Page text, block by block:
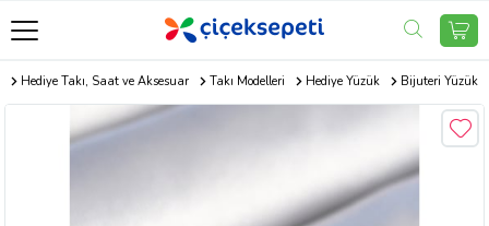
Hediye Takı, Saat ve Aksesuar Takı Modelleri Hediye Yüzük Bijuteri Yüzük